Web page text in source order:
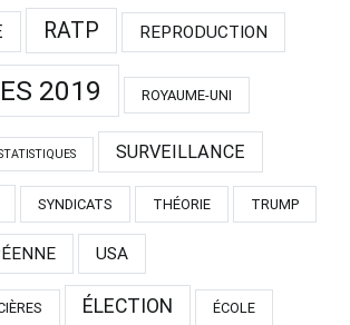
RATP REPRODUCTION
2019 ROYAUME-UNI
SURVEILLANCE
SYNDICATS THÉORIE TRUMP
USA
ÉLECTION ÉCOLE